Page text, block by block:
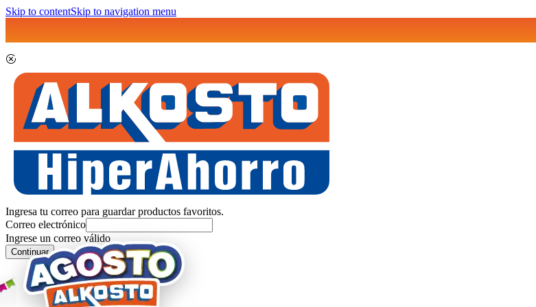
Skip to contentSkip to navigation menu
Ingresa tu correo para guardar productos favoritos.
Correo electrónico
Ingrese un correo válido
Continuar